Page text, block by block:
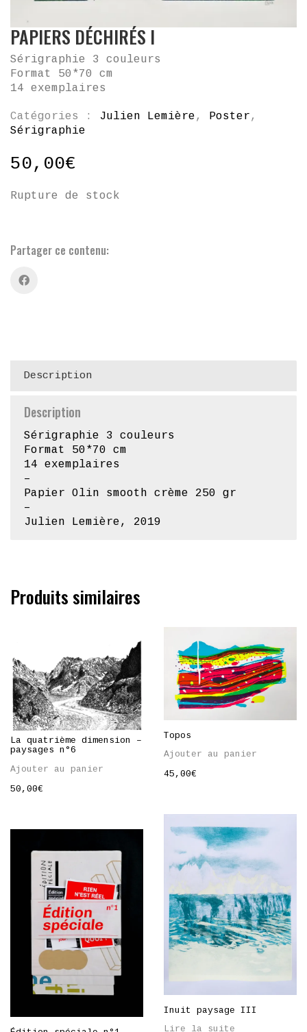
PAPIERS DÉCHIRÉS I
Sérigraphie 3 couleurs
Format 50*70 cm
14 exemplaires
Catégories : Julien Lemière, Poster,
Sérigraphie
50,00€
Rupture de stock
Partager ce contenu:
Description
Description
Sérigraphie 3 couleurs
Format 50*70 cm
14 exemplaires
–
Papier Olin smooth crème 250 gr
–
Julien Lemière, 2019
Produits similaires
La quatrième dimension –
paysages n°6
Ajouter au panier
50,00€
Topos
Ajouter au panier
45,00€
Inuit paysage III
Lire la suite